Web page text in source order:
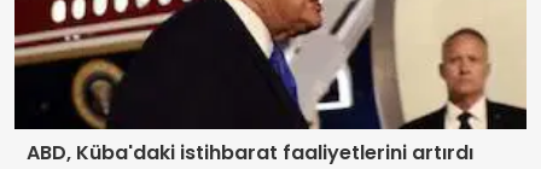
ABD, Küba'daki istihbarat faaliyetlerini artırdı